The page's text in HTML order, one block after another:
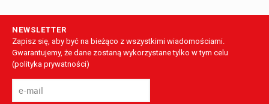
NEWSLETTER
Zapisz się, aby być na bieżąco z wszystkimi wiadomościami.
Gwarantujemy, że dane zostaną wykorzystane tylko w tym celu
(polityka prywatności)